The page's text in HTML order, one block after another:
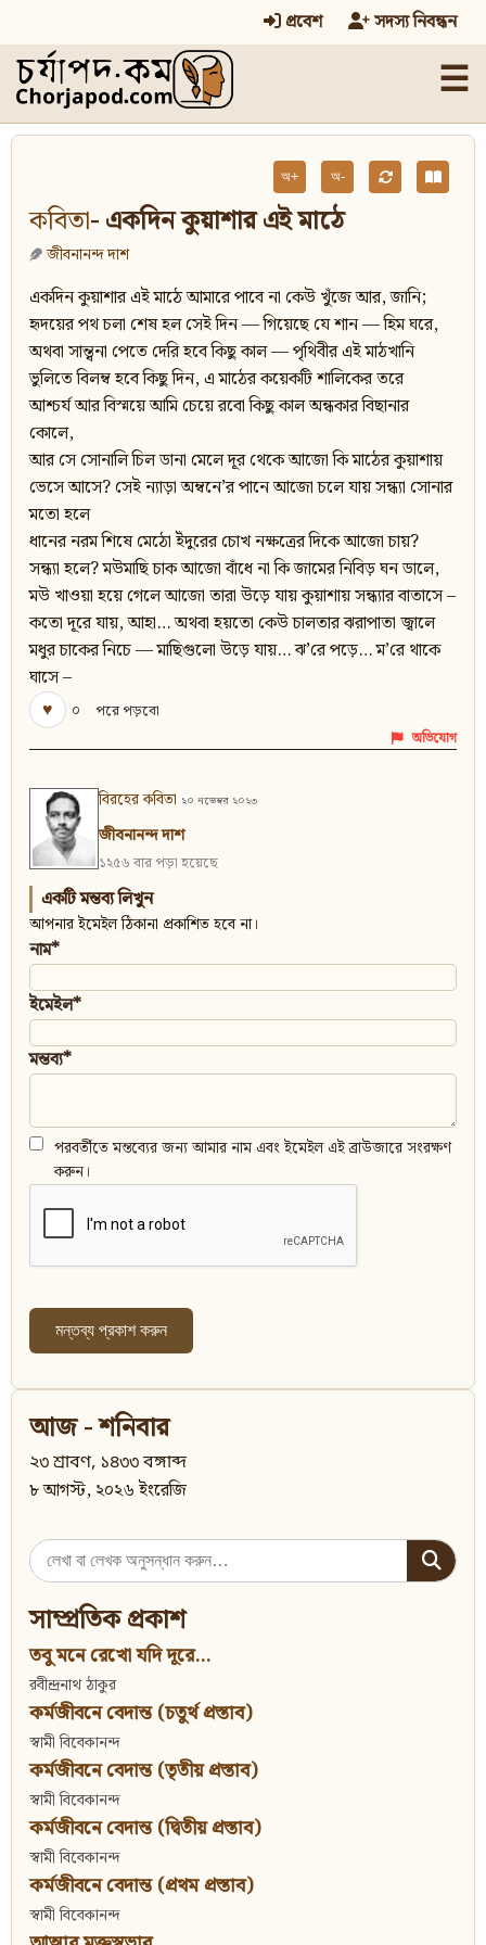
প্রবেশ সদস্য নিবন্ধন
☰
অ+ অ-
কবিতা- একদিন কুয়াশার এই মাঠে
জীবনানন্দ দাশ
একদিন কুয়াশার এই মাঠে আমারে পাবে না কেউ খুঁজে আর, জানি;
হৃদয়ের পথ চলা শেষ হল সেই দিন — গিয়েছে যে শান — হিম ঘরে,
অথবা সান্ত্বনা পেতে দেরি হবে কিছু কাল — পৃথিবীর এই মাঠখানি
ভুলিতে বিলম্ব হবে কিছু দিন, এ মাঠের কয়েকটি শালিকের তরে
আশ্চর্য আর বিস্ময়ে আমি চেয়ে রবো কিছু কাল অন্ধকার বিছানার
কোলে,
আর সে সোনালি চিল ডানা মেলে দূর থেকে আজো কি মাঠের কুয়াশায়
ভেসে আসে? সেই ন্যাড়া অম্বনে’র পানে আজো চলে যায় সন্ধ্যা সোনার
মতো হলে
ধানের নরম শিষে মেঠো ইঁদুরের চোখ নক্ষত্রের দিকে আজো চায়?
সন্ধ্যা হলে? মউমাছি চাক আজো বাঁধে না কি জামের নিবিড় ঘন ডালে,
মউ খাওয়া হয়ে গেলে আজো তারা উড়ে যায় কুয়াশায় সন্ধ্যার বাতাসে –
কতো দূরে যায়, আহা… অথবা হয়তো কেউ চালতার ঝরাপাতা জ্বালে
মধুর চাকের নিচে — মাছিগুলো উড়ে যায়… ঝ’রে পড়ে… ম’রে থাকে
ঘাসে –
♥
০ পরে পড়বো
অভিযোগ
বিরহের কবিতা ২০ নভেম্বর ২০২৩
জীবনানন্দ দাশ
১২৫৬ বার পড়া হয়েছে
একটি মন্তব্য লিখুন
আপনার ইমেইল ঠিকানা প্রকাশিত হবে না।
নাম*
ইমেইল*
মন্তব্য*
পরবর্তীতে মন্তব্যের জন্য আমার নাম এবং ইমেইল এই ব্রাউজারে সংরক্ষণ
করুন।
আজ - শনিবার
২৩ শ্রাবণ, ১৪৩৩ বঙ্গাব্দ
৮ আগস্ট, ২০২৬ ইংরেজি
Search
for:
সাম্প্রতিক প্রকাশ
তবু মনে রেখো যদি দূরে...
রবীন্দ্রনাথ ঠাকুর
কর্মজীবনে বেদান্ত (চতুর্থ প্রস্তাব)
স্বামী বিবেকানন্দ
কর্মজীবনে বেদান্ত (তৃতীয় প্রস্তাব)
স্বামী বিবেকানন্দ
কর্মজীবনে বেদান্ত (দ্বিতীয় প্রস্তাব)
স্বামী বিবেকানন্দ
কর্মজীবনে বেদান্ত (প্রথম প্রস্তাব)
স্বামী বিবেকানন্দ